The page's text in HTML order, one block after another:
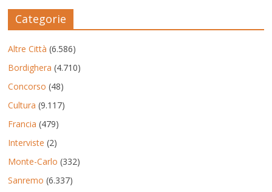
Categorie
Altre Città (6.586)
Bordighera (4.710)
Concorso (48)
Cultura (9.117)
Francia (479)
Interviste (2)
Monte-Carlo (332)
Sanremo (6.337)